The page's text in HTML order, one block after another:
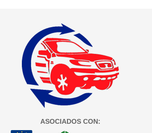
ASOCIADOS CON: